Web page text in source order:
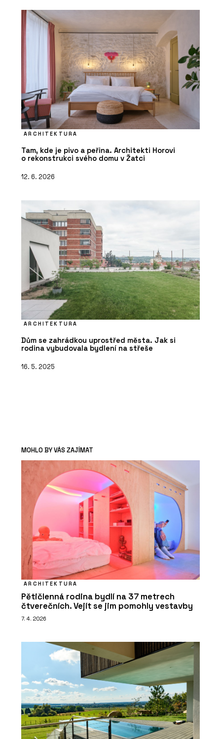
ARCHITEKTURA
Tam, kde je pivo a peřina. Architekti Horovi
o rekonstrukci svého domu v Žatci
12. 6. 2026
ARCHITEKTURA
Dům se zahrádkou uprostřed města. Jak si
rodina vybudovala bydlení na střeše
16. 5. 2025
MOHLO BY VÁS ZAJÍMAT
ARCHITEKTURA
Pětičlenná rodina bydlí na 37 metrech
čtverečních. Vejít se jim pomohly vestavby
7. 4. 2026